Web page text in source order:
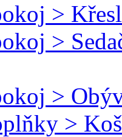
>
>
>
>